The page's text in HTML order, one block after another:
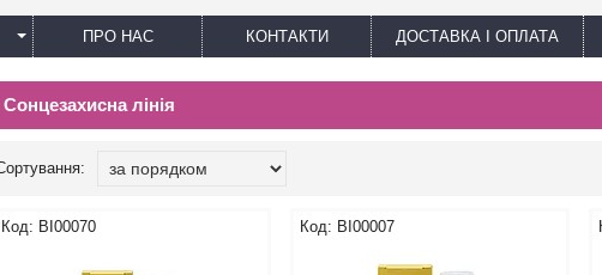
ПРО НАС КОНТАКТИ ДОСТАВКА І ОПЛАТА
Сонцезахисна лінія
BI00070 BI00007